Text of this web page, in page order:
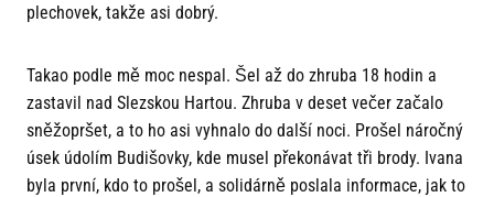
plechovek, takže asi dobrý.
Takao podle mě moc nespal. Šel až do zhruba 18 hodin a
zastavil nad Slezskou Hartou. Zhruba v deset večer začalo
sněžopršet, a to ho asi vyhnalo do další noci. Prošel náročný
úsek údolím Budišovky, kde musel překonávat tři brody. Ivana
byla první, kdo to prošel, a solidárně poslala informace, jak to